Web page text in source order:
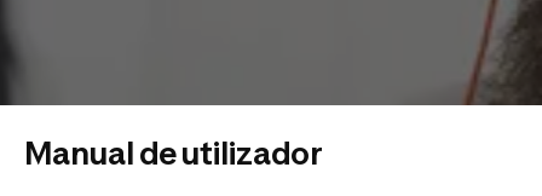
Manual de utilizador